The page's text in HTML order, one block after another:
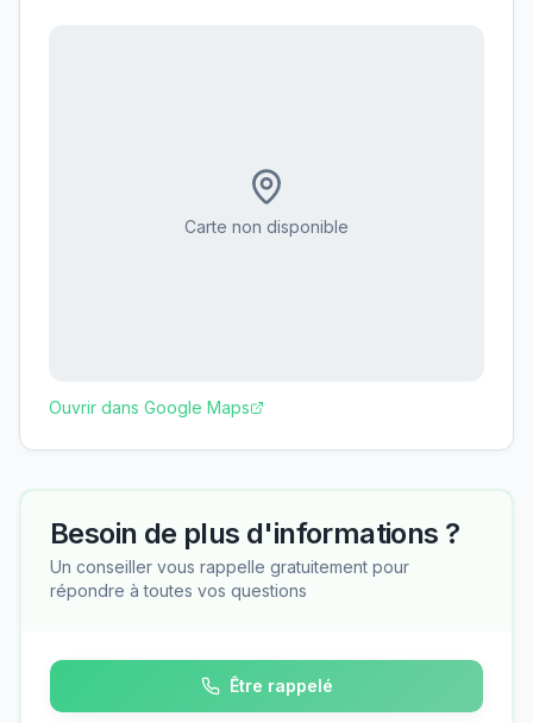
Carte non disponible
Ouvrir dans Google Maps
Besoin de plus d'informations ?
Un conseiller vous rappelle gratuitement pour
répondre à toutes vos questions
Être rappelé